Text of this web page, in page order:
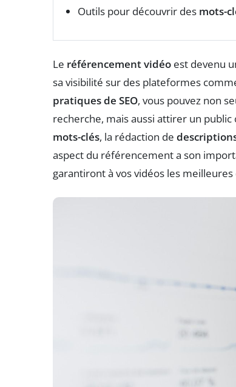
Outils pour découvrir des mots-
Le référencement vidéo est devenu
sa visibilité sur des plateformes
pratiques de SEO, vous pouvez non
recherche, mais aussi attirer un
mots-clés, la rédaction de
aspect du référencement a son
garantiront à vos vidéos les meilleures